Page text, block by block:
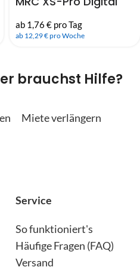
77mm, 82mm)
ab 1,76 € pro Tag
ab 12,29 € pro Woche
brauchst Hilfe?
Miete verlängern
Service
So funktioniert's
Häufige Fragen (FAQ)
Versand